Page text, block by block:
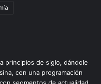
principios de siglo, dándole
con una programación